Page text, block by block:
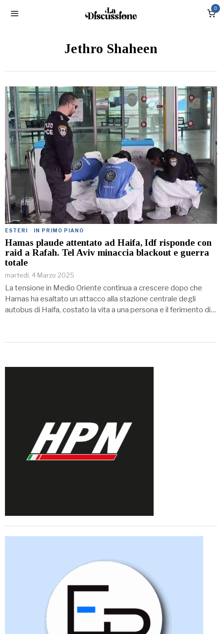
0
Jethro Shaheen
ESTERI · IN PRIMO PIANO
Hamas plaude attentato ad Haifa, Idf risponde con
raid a Rafah. Tel Aviv minaccia blackout e guerra
totale
martedì, 4 Marzo 2025
La tensione in Medio Oriente continua a crescere dopo che
Hamas ha esaltato un attacco alla stazione centrale degli
autobus di Haifa, costato la vita a una persona e il ferimento di…